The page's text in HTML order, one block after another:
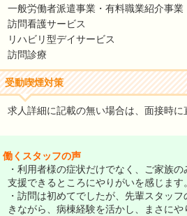
一般労働者派遣事業・有料職業紹介事業
訪問看護サービス
リハビリ型デイサービス
訪問診療
受動喫煙対策
求人詳細に記載の無い場合は、面接時に
働くスタッフの声
・利用者様の症状だけでなく、ご家族
支援できるところにやりがいを感じます
・訪問は初めてでしたが、先輩スタッ
きながら、病棟経験を活かし、まさに